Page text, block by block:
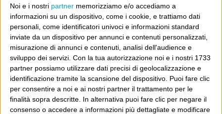
Noi e i nostri partner memorizziamo e/o accediamo a
informazioni su un dispositivo, come i cookie, e trattiamo dati
personali, come identificatori univoci e informazioni standard
inviate da un dispositivo per annunci e contenuti personalizzati,
misurazione di annunci e contenuti, analisi dell'audience e
sviluppo dei servizi. Con la tua autorizzazione noi e i nostri 1733
partner possiamo utilizzare dati precisi di geolocalizzazione e
identificazione tramite la scansione del dispositivo. Puoi fare clic
per consentire a noi e ai nostri partner il trattamento per le
finalità sopra descritte. In alternativa puoi fare clic per negare il
consenso o accedere a informazioni più dettagliate e modificare
un progetto giornalistico che prosegue da oltre 16
anni, grazie a chi lo scopre, lo apprezza e lo
consiglia in giro.
Leggi il Post, magari ti piace
Luca Sofri Cartastampata,Dischi,Donna Ben Folds,billy joel
Elton John, Joe Jackson,Randy Newman